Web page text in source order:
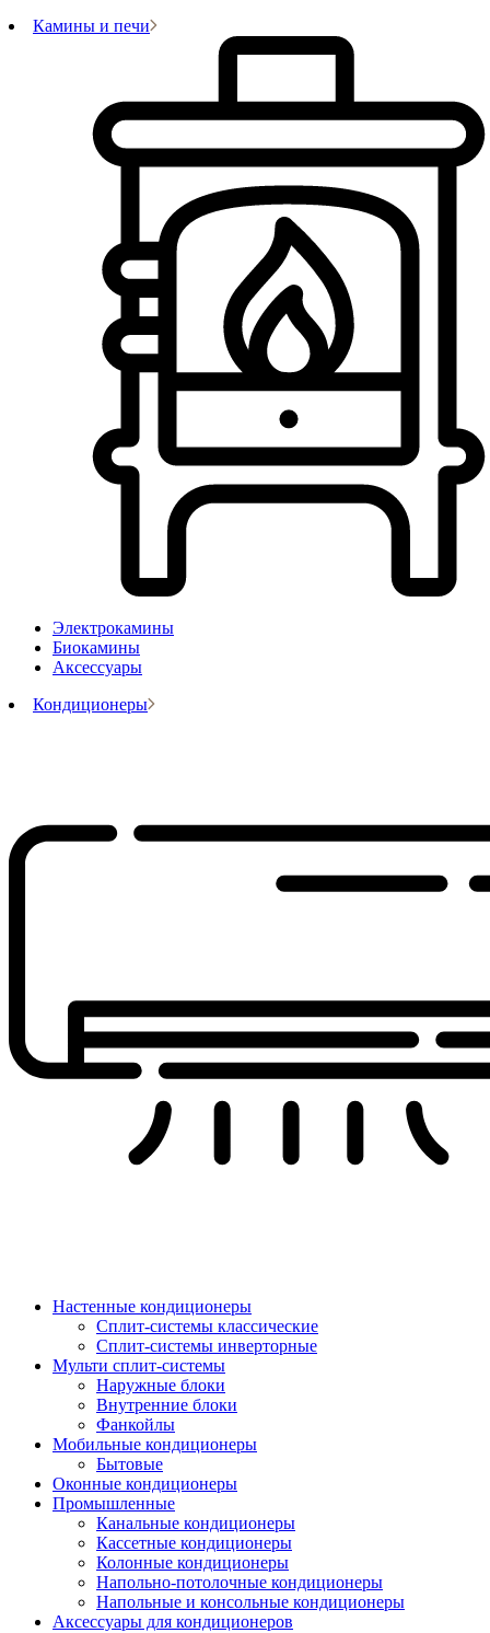
Камины и печи
Электрокамины
Биокамины
Аксессуары
Кондиционеры
Настенные кондиционеры
Сплит-системы классические
Сплит-системы инверторные
Мульти сплит-системы
Наружные блоки
Внутренние блоки
Фанкойлы
Мобильные кондиционеры
Бытовые
Оконные кондиционеры
Промышленные
Канальные кондиционеры
Кассетные кондиционеры
Колонные кондиционеры
Напольно-потолочные кондиционеры
Напольные и консольные кондиционеры
Аксессуары для кондиционеров